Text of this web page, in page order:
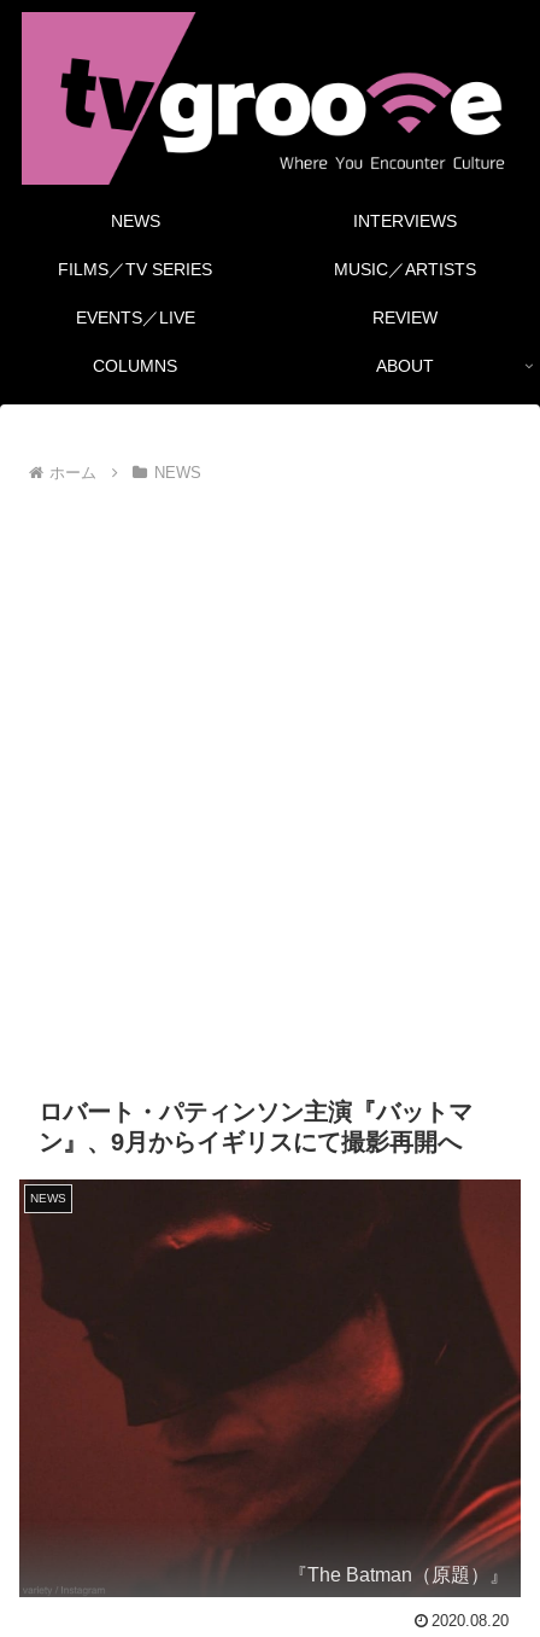
NEWS INTERVIEWS
FILMS／TV SERIES MUSIC／ARTISTS
EVENTS／LIVE REVIEW
COLUMNS ABOUT
ホーム NEWS
ロバート・パティンソン主演『バットマ
ン』、9月からイギリスにて撮影再開へ
NEWS
『The Batman（原題）』
2020.08.20